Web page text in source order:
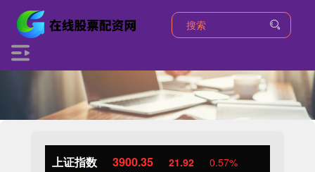
上证指数 3900.35 21.92 0.57%